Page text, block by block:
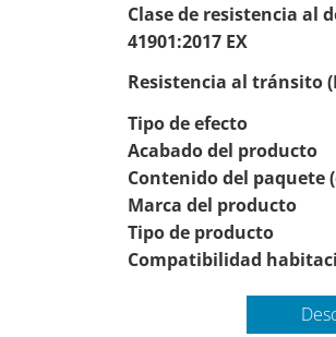
Clase de resistencia al
41901:2017 EX
Resistencia al tránsito
Tipo de efecto
Acabado del producto
Contenido del paquete
Marca del producto
Tipo de producto
Compatibilidad